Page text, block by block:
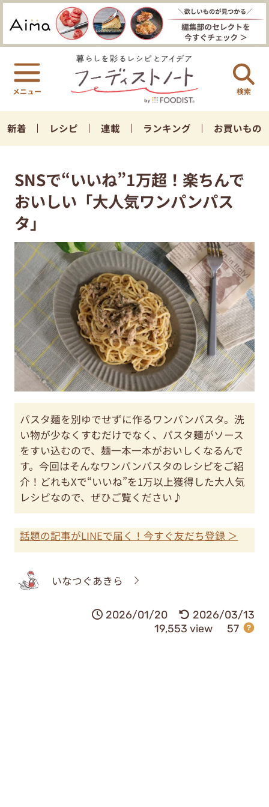
検索
新着 レシピ 連載 ランキング お買いもの
SNSで“いいね”1万超！楽ちんで
おいしい「大人気ワンパンパス
タ」
パスタ麺を別ゆでせずに作るワンパンパスタ。洗
い物が少なくすむだけでなく、パスタ麺がソース
をすい込むので、麺一本一本がおいしくなるんで
す。今回はそんなワンパンパスタのレシピをご紹
介！どれもXで“いいね”を1万以上獲得した大人気
レシピなので、ぜひご覧ください♪
話題の記事がLINEで届く！今すぐ友だち登録 ＞
いなつぐあきら
2026/01/20
2026/03/13
19,553 view
57